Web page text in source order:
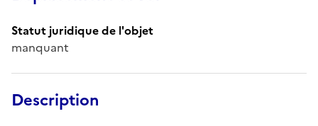
Statut juridique de l'objet
manquant
Description